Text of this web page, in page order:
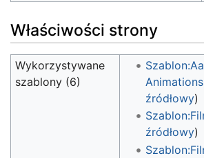
Właściwości strony
Wykorzystywane
szablony (6)
Animations
źródłowy)
źródłowy)